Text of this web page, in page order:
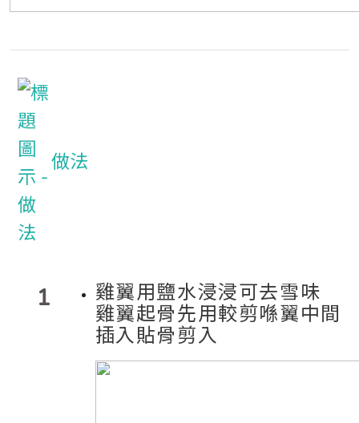
做法
1
雞翼用鹽水浸浸可去雪味
雞翼起骨先用較剪喺翼中間
插入貼骨剪入